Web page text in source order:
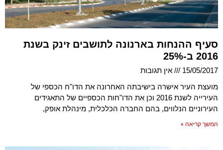
סעיף ההנחות בארנונה לתושבים זינק בשנת
2016 ב-25%
15/05/2017
אין תגובות
מועצת העיר אישרה בישיבתה האחרונה את הדו"ח הכספי של
העירייה לשנת 2016 וכן את הדו"חות הכספיים של התאגידים
העירוניים הנלווים, בהם החברה הכלכלית, מינהלת אופק,
המשך קריאה »